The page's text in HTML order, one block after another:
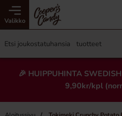
Valikko
🎉 HUIPPUHINTA
9,90kr/kpl